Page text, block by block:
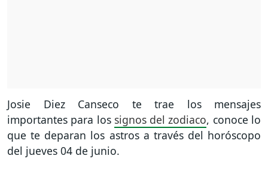
Josie Diez Canseco te trae los mensajes
importantes para los signos del zodiaco, conoce lo
que te deparan los astros a través del horóscopo
del jueves 04 de junio.